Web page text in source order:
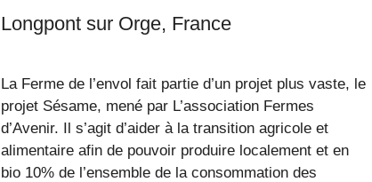
Longpont sur Orge, France
La Ferme de l’envol fait partie d’un projet plus vaste, le
projet Sésame, mené par L’association Fermes
d’Avenir. Il s’agit d’aider à la transition agricole et
alimentaire afin de pouvoir produire localement et en
bio 10% de l’ensemble de la consommation des